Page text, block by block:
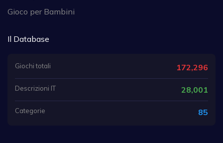
Gioco per Bambini
Il Database
Giochi totali 172,296
Descrizioni IT 28,001
Categorie 85